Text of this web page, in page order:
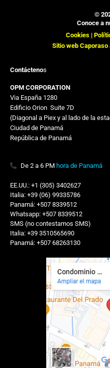
©
Conoce a
Cookies |
Sitio web
Contáctenos
OPM CORPORATION
Via España 1280
Edificio Orion Suite 7D
(Diagonal a Piex y al lado de la
Ciudad de Panamá
República de Panamá
De 2 a 6 PMhora de Panamá
EE.UU.: +1 (305) 3402627
Italia: +39 (06) 99335786
Panamá: +507 8339512
Whatsapp: +507 8339512
SMS (no contestamos SMS)
Italia: +39 3510565690
Panamá: +507 68263130